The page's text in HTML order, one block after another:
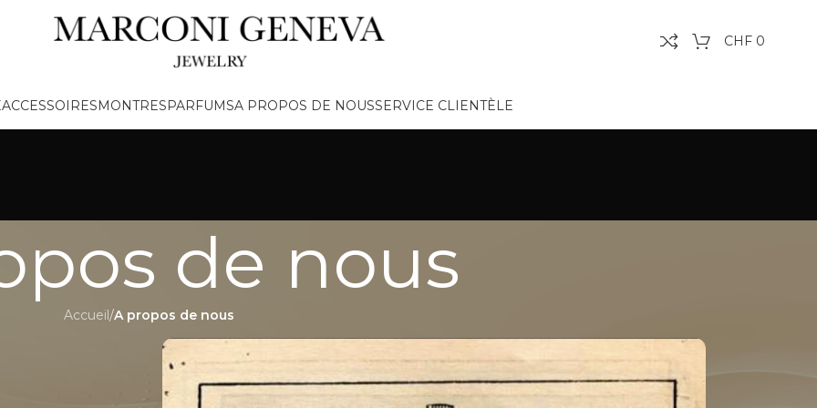
CHF0
ACCESSOIRESMONTRESPARFUMSA PROPOS DE NOUSSERVICE CLIENTÈLE
de nous
Accueil/A propos de nous